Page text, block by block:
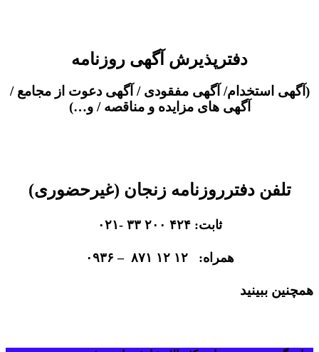
دفترپذیرش آگهی روزنامه
(آگهی استخدام/ آگهی مفقودی / آگهی دعوت از مجامع /
آگهی های مزایده و مناقصه / و…)
تلفن دفترروزنامه زنجان (غیرحضوری)
ثابت: ۴۲۴ ۲۰۰ ۳۳ -۰۲۱
همراه: ۱۲ ۱۲ ۸۷۱ – ۰۹۳۶
همچنین ببینید